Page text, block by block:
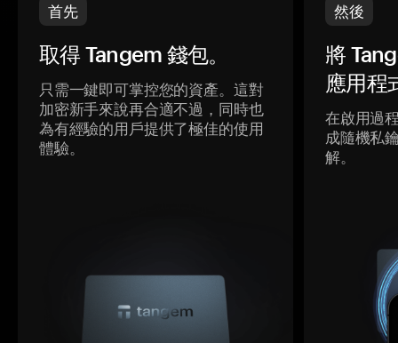
首先
取得 Tangem 錢包。
只需一鍵即可掌控您的資產。這對
加密新手來說再合適不過，同時也
為有經驗的用戶提供了極佳的使用
體驗。
然後
將
應用程
在啟用過
成隨機私
解。